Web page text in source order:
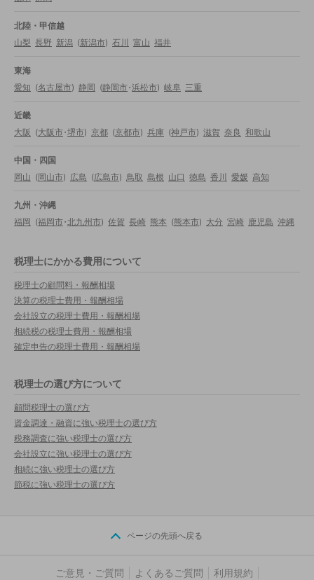
北陸・甲信越
山梨 長野 新潟 (新潟市) 石川 富山 福井
東海
愛知 (名古屋市) 静岡 (静岡市・浜松市) 岐阜 三重
近畿
大阪 (大阪市・堺市) 京都 (京都市) 兵庫 (神戸市) 滋賀 奈良 和歌山
中国・四国
岡山 (岡山市) 広島 (広島市) 鳥取 島根 山口 徳島 香川 愛媛 高知
九州・沖縄
福岡 (福岡市・北九州市) 佐賀 長崎 熊本 (熊本市) 大分 宮崎 鹿児島 沖縄
税理士にかかる費用について
税理士の顧問料・報酬相場
決算の税理士費用・報酬相場
会社設立の税理士費用・報酬相場
相続税の税理士費用・報酬相場
確定申告の税理士費用・報酬相場
税理士の選び方について
顧問税理士の選び方
資金調達・融資に強い税理士の選び方
税務調査に強い税理士の選び方
会社設立に強い税理士の選び方
相続に強い税理士の選び方
節税に強い税理士の選び方
ページの先頭へ戻る
ご意見・ご質問 よくあるご質問 利用規約